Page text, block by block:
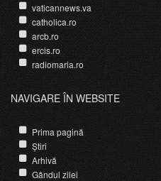
vaticannews.va
catholica.ro
arcb.ro
ercis.ro
radiomaria.ro
NAVIGARE ÎN WEBSITE
Prima pagină
Știri
Arhivă
Gândul zilei